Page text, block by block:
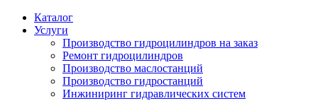
Каталог
Услуги
Производство гидроцилиндров на заказ
Ремонт гидроцилиндров
Производство маслостанций
Производство гидростанций
Инжиниринг гидравлических систем